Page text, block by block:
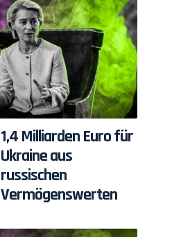
1,4 Milliarden Euro für
Ukraine aus
russischen
Vermögenswerten